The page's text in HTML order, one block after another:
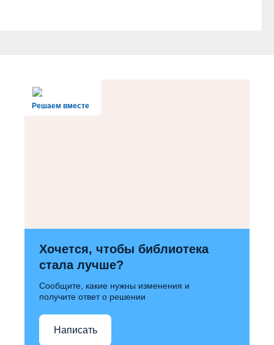
Решаем вместе
Хочется, чтобы библиотека
стала лучше?
Сообщите, какие нужны изменения и
получите ответ о решении
Написать